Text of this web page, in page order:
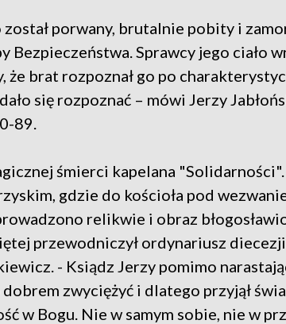
został porwany, brutalnie pobity i
Bezpieczeństwa. Sprawcy jego ciało
że brat rozpoznał go po
się rozpoznać – mówi Jerzy
89.
śmierci kapelana "Solidarności".
gdzie do kościoła pod
relikwie i obraz
przewodniczył ordynariusz
- Ksiądz Jerzy pomimo
dobrem zwyciężyć i dlatego przyjął
w Bogu. Nie w samym sobie, nie w